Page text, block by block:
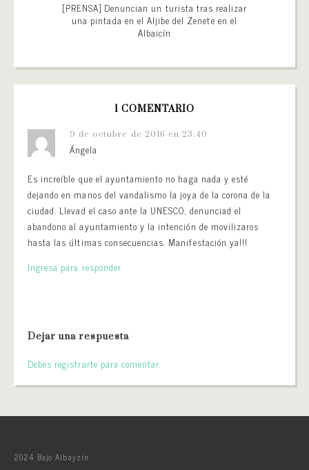
[PRENSA] Denuncian un turista tras realizar
una pintada en el Aljibe del Zenete en el
Albaicín
1 COMENTARIO
9 de octubre de 2016 en 23:40
Ángela
Es increíble que el ayuntamiento no haga nada y esté
dejando en manos del vandalismo la joya de la corona de la
ciudad. Llevad el caso ante la UNESCO, denunciad el
abandono al ayuntamiento y la intención de movilizaros
hasta las últimas consecuencias. Manifestación ya!!!
Ingresa para responder
Dejar una respuesta
Debes registrarte para comentar.
2024 Bajo Albayzín